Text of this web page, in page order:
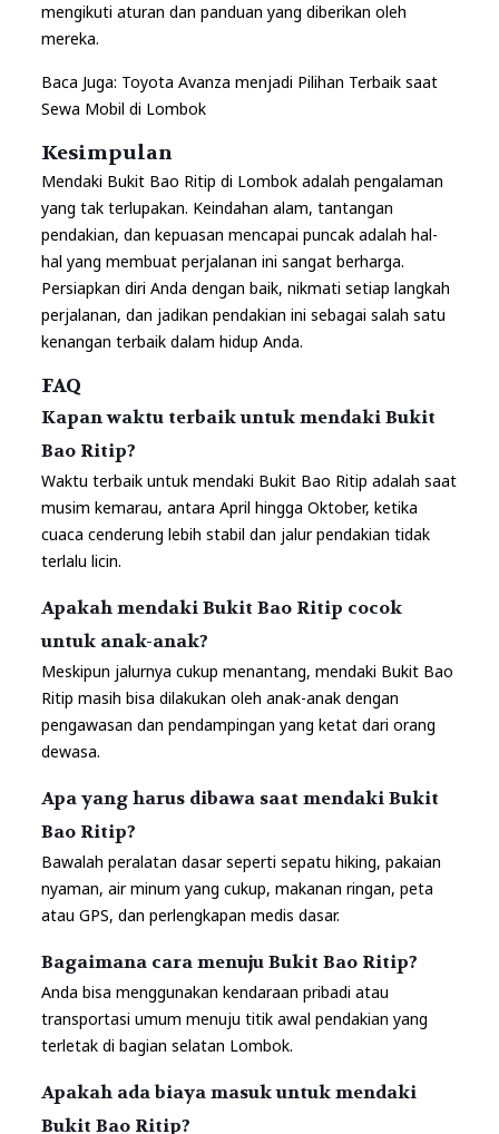
mengikuti aturan dan panduan yang diberikan oleh
mereka.
Baca Juga: Toyota Avanza menjadi Pilihan Terbaik saat
Sewa Mobil di Lombok
Kesimpulan
Mendaki Bukit Bao Ritip di Lombok adalah pengalaman
yang tak terlupakan. Keindahan alam, tantangan
pendakian, dan kepuasan mencapai puncak adalah hal-
hal yang membuat perjalanan ini sangat berharga.
Persiapkan diri Anda dengan baik, nikmati setiap langkah
perjalanan, dan jadikan pendakian ini sebagai salah satu
kenangan terbaik dalam hidup Anda.
FAQ
Kapan waktu terbaik untuk mendaki Bukit
Bao Ritip?
Waktu terbaik untuk mendaki Bukit Bao Ritip adalah saat
musim kemarau, antara April hingga Oktober, ketika
cuaca cenderung lebih stabil dan jalur pendakian tidak
terlalu licin.
Apakah mendaki Bukit Bao Ritip cocok
untuk anak-anak?
Meskipun jalurnya cukup menantang, mendaki Bukit Bao
Ritip masih bisa dilakukan oleh anak-anak dengan
pengawasan dan pendampingan yang ketat dari orang
dewasa.
Apa yang harus dibawa saat mendaki Bukit
Bao Ritip?
Bawalah peralatan dasar seperti sepatu hiking, pakaian
nyaman, air minum yang cukup, makanan ringan, peta
atau GPS, dan perlengkapan medis dasar.
Bagaimana cara menuju Bukit Bao Ritip?
Anda bisa menggunakan kendaraan pribadi atau
transportasi umum menuju titik awal pendakian yang
terletak di bagian selatan Lombok.
Apakah ada biaya masuk untuk mendaki
Bukit Bao Ritip?